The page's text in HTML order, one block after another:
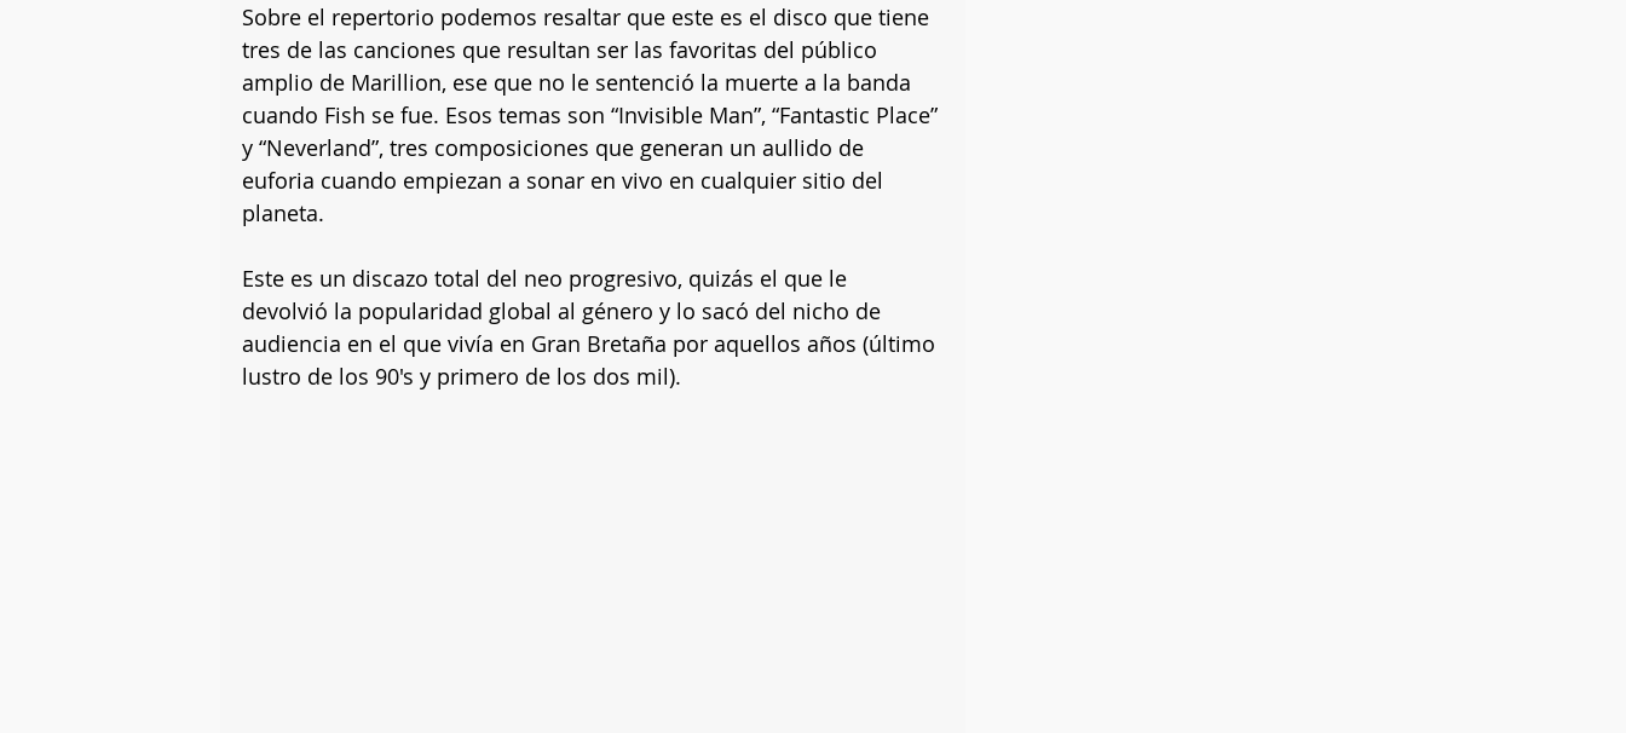
Sobre el repertorio podemos resaltar que este es el disco que tiene
tres de las canciones que resultan ser las favoritas del público
amplio de Marillion, ese que no le sentenció la muerte a la banda
cuando Fish se fue. Esos temas son “Invisible Man”, “Fantastic Place”
y “Neverland”, tres composiciones que generan un aullido de
euforia cuando empiezan a sonar en vivo en cualquier sitio del
planeta.
Este es un discazo total del neo progresivo, quizás el que le
devolvió la popularidad global al género y lo sacó del nicho de
audiencia en el que vivía en Gran Bretaña por aquellos años (último
lustro de los 90's y primero de los dos mil).